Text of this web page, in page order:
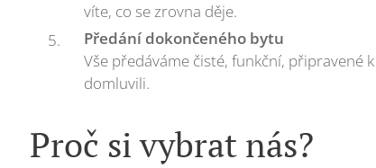
víte, co se zrovna děje.
Předání dokončeného bytu
Vše předáváme čisté, funkční, připravené
domluvili.
Proč si vybrat nás?